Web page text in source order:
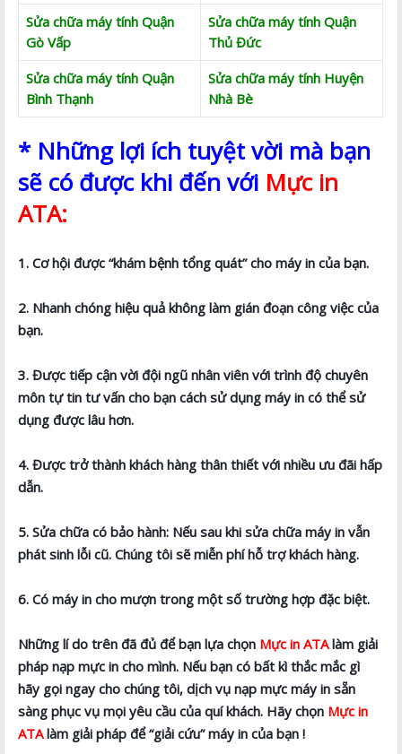
Sửa chữa máy tính Quận
Gò Vấp
Sửa chữa máy tính Quận
Thủ Đức
Sửa chữa máy tính Quận
Bình Thạnh
Sửa chữa máy tính Huyện
Nhà Bè
* Những lợi ích tuyệt vời mà bạn
sẽ có được khi đến với Mực in
ATA:
1. Cơ hội được “khám bệnh tổng quát” cho máy in của bạn.
2. Nhanh chóng hiệu quả không làm gián đoạn công việc của
bạn.
3. Được tiếp cận vời đội ngũ nhân viên với trình độ chuyên
môn tự tin tư vấn cho bạn cách sử dụng máy in có thể sử
dụng được lâu hơn.
4. Được trở thành khách hàng thân thiết với nhiều ưu đãi hấp
dẫn.
5. Sửa chữa có bảo hành: Nếu sau khi sửa chữa máy in vẫn
phát sinh lỗi cũ. Chúng tôi sẽ miễn phí hỗ trợ khách hàng.
6. Có máy in cho mượn trong một số trường hợp đặc biệt.
Những lí do trên đã đủ để bạn lựa chọn Mực in ATAlàm giải
pháp nạp mực in cho mình. Nếu bạn có bất kì thắc mắc gì
hãy gọi ngay cho chúng tôi, dịch vụ nạp mực máy in sẵn
sàng phục vụ mọi yêu cầu của quí khách. Hãy chọn Mực in
ATAlàm giải pháp để “giải cứu” máy in của bạn !